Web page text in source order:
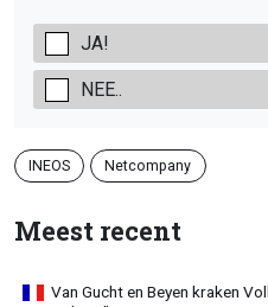
JA!
NEE..
INEOS Netcompany
Meest recent
Van Gucht en Beyen kraken